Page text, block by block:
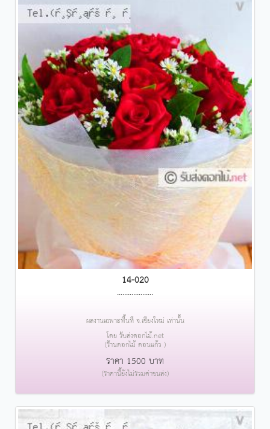
14-020
....................
ผลงานเฉพาะพื้นที่ จ.เชียงใหม่ เท่านั้น
โดย รับส่งดอกไม้.net
(ร้านดอกไม้ ดอนแก้ว )
ราคา 1500 บาท
(ราคานี้ยังไม่รวมค่าขนส่ง)